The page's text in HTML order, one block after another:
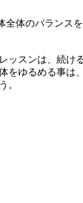
体のバランス
スンは、続
ゆるめる事
。